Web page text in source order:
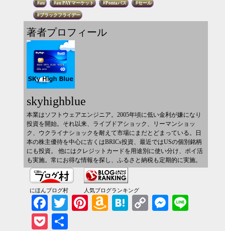
au au PAYマーケット Pontaパス セール
ブラックフライデー
著者プロフィール
skyhighblue
本業はソフトウェアエンジニア。2005年頃に低い金利が嫌になり
投資を開始。それ以来、ライブドアショック、リーマンショッ
ク、ウクライナショックを耐えて市場にまだとどまっている。日
本の株主優待を中心に古くはBRICs投資、最近ではUSの個別銘柄
にも投資。 他にはクレジットカードを用途別に使い分け、ポイ活
も実施。常にお得な情報を探し、ふるさと納税も定期的に実施。
にほんブログ村 人気ブログランキング
FacebookTwitter PinterestAmazonHatena
Copy
Messenger
Pocket